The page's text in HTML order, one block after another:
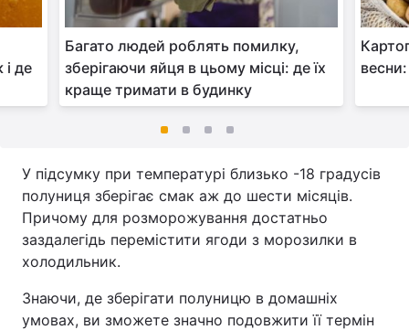
де
Багато людей роблять помилку,
зберігаючи яйця в цьому місці: де їх
краще тримати в будинку
У підсумку при температурі близько -18 градусів
полуниця зберігає смак аж до шести місяців.
Причому для розморожування достатньо
заздалегідь перемістити ягоди з морозилки в
холодильник.
Знаючи, де зберігати полуницю в домашніх
умовах, ви зможете значно подовжити її термін